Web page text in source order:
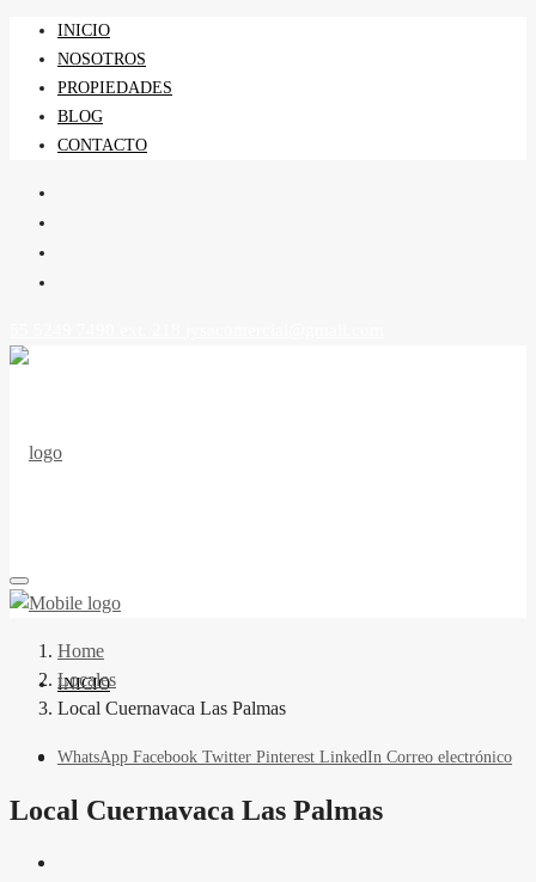
INICIO
NOSOTROS
PROPIEDADES
BLOG
CONTACTO
INICIO
Home
Locales
Local Cuernavaca Las Palmas
WhatsApp Facebook Twitter Pinterest LinkedIn Correo electrónico
Local Cuernavaca Las Palmas